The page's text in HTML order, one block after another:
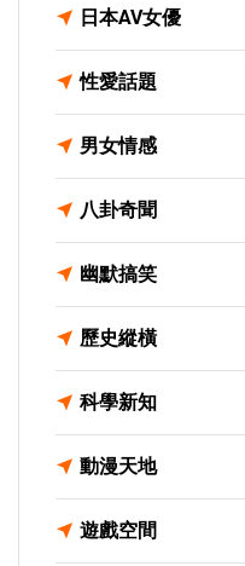
日本AV女優
性愛話題
男女情感
八卦奇聞
幽默搞笑
歷史縱橫
科學新知
動漫天地
遊戲空間